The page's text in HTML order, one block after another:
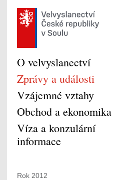
O velvyslanectví
Zprávy a události
Vzájemné vztahy
Obchod a ekonomika
Víza a konzulární
informace
Rok 2012